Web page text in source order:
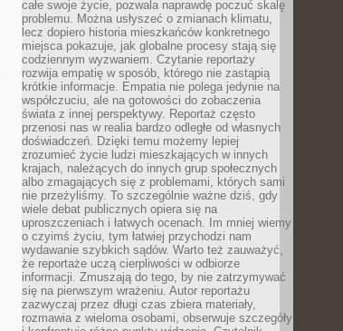
całe swoje życie, pozwala naprawdę poczuć skalę
problemu. Można usłyszeć o zmianach klimatu,
lecz dopiero historia mieszkańców konkretnego
miejsca pokazuje, jak globalne procesy stają się
codziennym wyzwaniem. Czytanie reportaży
rozwija empatię w sposób, którego nie zastąpią
krótkie informacje. Empatia nie polega jedynie na
współczuciu, ale na gotowości do zobaczenia
świata z innej perspektywy. Reportaż często
przenosi nas w realia bardzo odległe od własnych
doświadczeń. Dzięki temu możemy lepiej
zrozumieć życie ludzi mieszkających w innych
krajach, należących do innych grup społecznych
albo zmagających się z problemami, których sami
nie przeżyliśmy. To szczególnie ważne dziś, gdy
wiele debat publicznych opiera się na
uproszczeniach i łatwych ocenach. Im mniej wiemy
o czyimś życiu, tym łatwiej przychodzi nam
wydawanie szybkich sądów. Warto też zauważyć,
że reportaże uczą cierpliwości w odbiorze
informacji. Zmuszają do tego, by nie zatrzymywać
się na pierwszym wrażeniu. Autor reportażu
zazwyczaj przez długi czas zbiera materiały,
rozmawia z wieloma osobami, obserwuje szczegóły